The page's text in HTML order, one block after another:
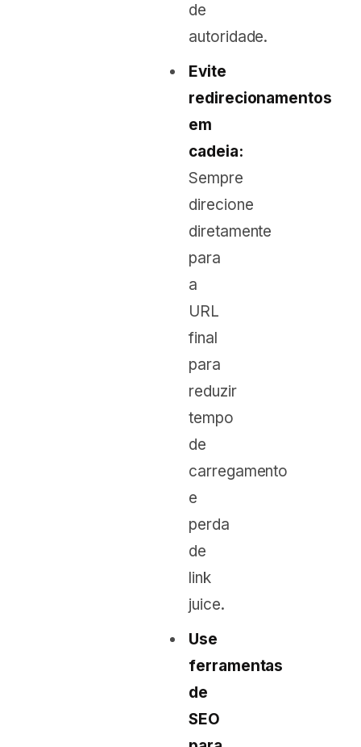
de
autoridade.
Evite
redirecionamentos
em
cadeia:
Sempre
direcione
diretamente
para
a
URL
final
para
reduzir
tempo
de
carregamento
e
perda
de
link
juice.
Use
ferramentas
de
SEO